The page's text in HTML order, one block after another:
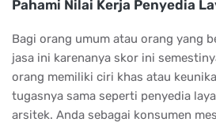
Pahami Nilai Kerja Penyedia
Bagi orang umum atau orang yang
jasa ini karenanya skor ini
orang memiliki ciri khas atau
tugasnya sama seperti penyedia
arsitek. Anda sebagai konsumen